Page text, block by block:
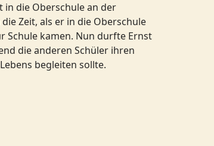
in die Oberschule an der
Zeit, als er in die Oberschule
Schule kamen. Nun durfte Ernst
die anderen Schüler ihren
begleiten sollte.